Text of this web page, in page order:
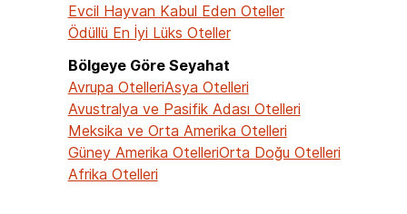
Evcil Hayvan Kabul Eden Oteller
Ödüllü En İyi Lüks Oteller
Bölgeye Göre Seyahat
Avrupa OtelleriAsya Otelleri
Avustralya ve Pasifik Adası Otelleri
Meksika ve Orta Amerika Otelleri
Güney Amerika OtelleriOrta Doğu Otelleri
Afrika Otelleri